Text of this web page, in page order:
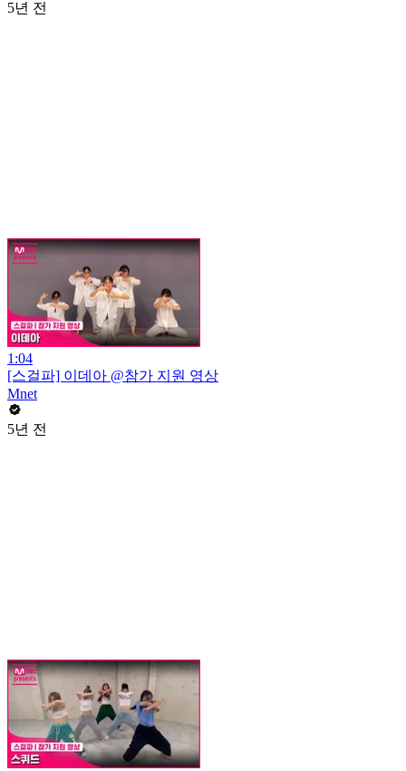
5년 전
1:04
[스걸파] 이데아 @참가 지원 영상
Mnet
5년 전